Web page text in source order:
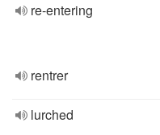
re-entering
rentrer
lurched